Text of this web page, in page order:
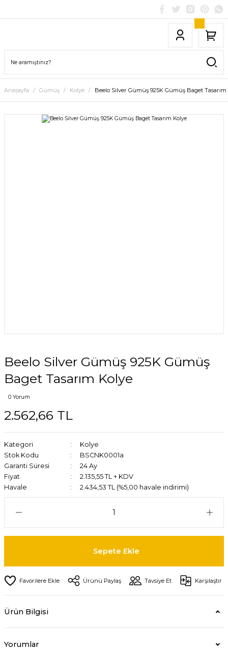
Anasayfa Gümüş Kolye Beelo Silver Gümüş 925K Gümüş Baget Tasarım
Beelo Silver Gümüş 925K Gümüş
Baget Tasarım Kolye
0 Yorum
2.562,66 TL
Kategori
Kolye
Stok Kodu
BSCNK0001a
Garanti Süresi
24 Ay
Fiyat
2.135,55 TL + KDV
Havale
2.434,53 TL (%5,00 havale indirimi)
Sepete Ekle
Ürünü Paylaş Tavsiye Et Karşılaştır
Ürün Bilgisi
Yorumlar